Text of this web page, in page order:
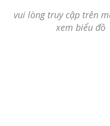
vui lòng truy cập trên
xem biểu đồ